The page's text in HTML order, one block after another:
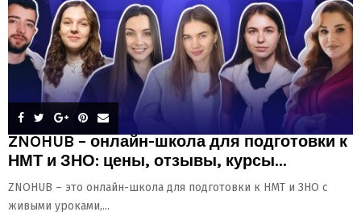
ZNOHUB – онлайн-школа для подготовки к
НМТ и ЗНО: цены, отзывы, курсы...
ZNOHUB – это онлайн-школа для подготовки к НМТ и ЗНО с
живыми уроками,...